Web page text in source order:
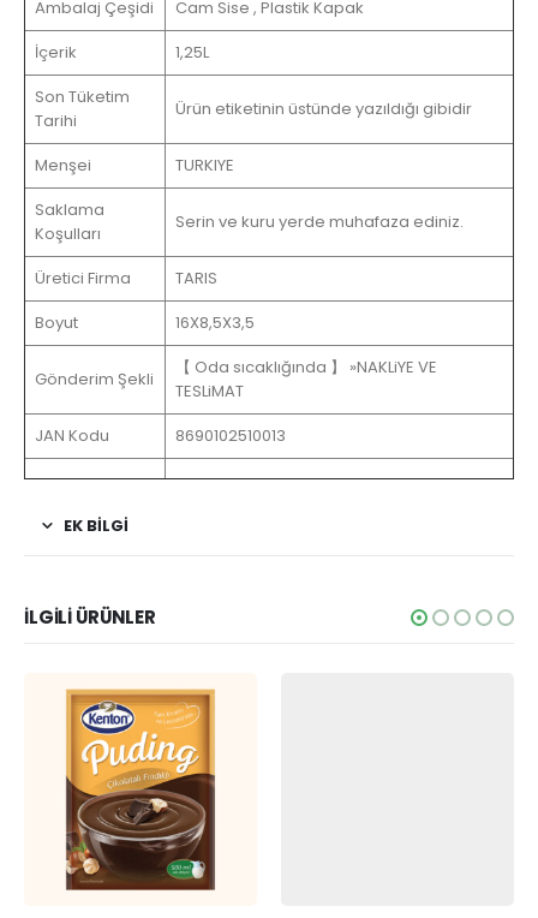
Ambalaj Çeşidi
Cam Sise , Plastik Kapak
İçerik
1,25L
Son Tüketim
Tarihi
Ürün etiketinin üstünde yazıldığı gibidir
Menşei
TURKIYE
Saklama
Koşulları
Serin ve kuru yerde muhafaza ediniz.
Üretici Firma
TARIS
Boyut
16X8,5X3,5
Gönderim Şekli
【 Oda sıcaklığında 】 »NAKLiYE VE
TESLiMAT
JAN Kodu
8690102510013
EK BİLGİ
İLGİLİ ÜRÜNLER